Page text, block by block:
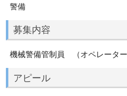
警備
募集内容
機械警備管制員 （オペレーター
アピール